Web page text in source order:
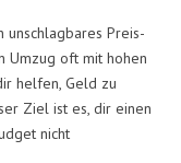
Preis-
Umzug oft mit hohen
helfen, Geld zu
Ziel ist es, dir einen
nicht